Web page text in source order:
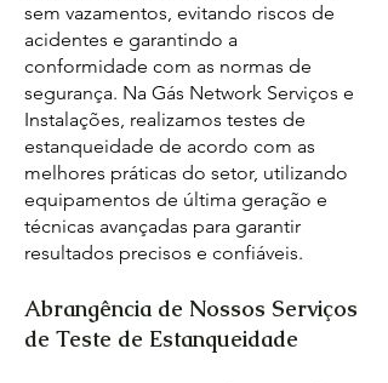
sem vazamentos, evitando riscos de
acidentes e garantindo a
conformidade com as normas de
segurança. Na Gás Network Serviços e
Instalações, realizamos testes de
estanqueidade de acordo com as
melhores práticas do setor, utilizando
equipamentos de última geração e
técnicas avançadas para garantir
resultados precisos e confiáveis.
Abrangência de Nossos Serviços
de Teste de Estanqueidade